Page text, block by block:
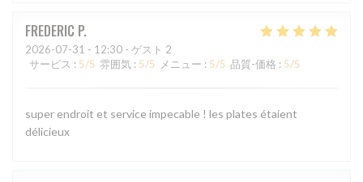
FREDERIC P
2026-07-31 - 12:30 - ゲスト 2
サービス : 5/5 雰囲気 : 5/5 メニュー : 5/5 品質-価格 : 5/5
super endroit et service impecable ! les plates étaient
délicieux